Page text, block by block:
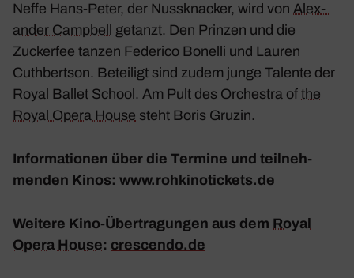
Neffe Hans-Peter, der Nuss­kna­cker, wird von Alex­
ander Camp­bell
getanzt. Den Prinzen und die
Zuckerfee tanzen Federico Bonelli und Lauren
Cuth­bertson. Betei­ligt sind zudem junge Talente der
Royal Ballet School. Am Pult des Orchestra of the
Royal Opera House steht Boris Gruzin.
Infor­ma­tionen über die Termine und teil­neh­
menden Kinos: www​.rohki​no​ti​ckets​.de
Weitere Kino-Über­tra­gungen aus dem Royal
Opera House: crescendo​.de